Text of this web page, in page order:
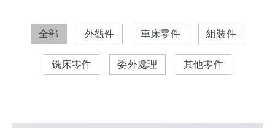
全部 外觀件 車床零件 組裝件
铣床零件 委外處理 其他零件